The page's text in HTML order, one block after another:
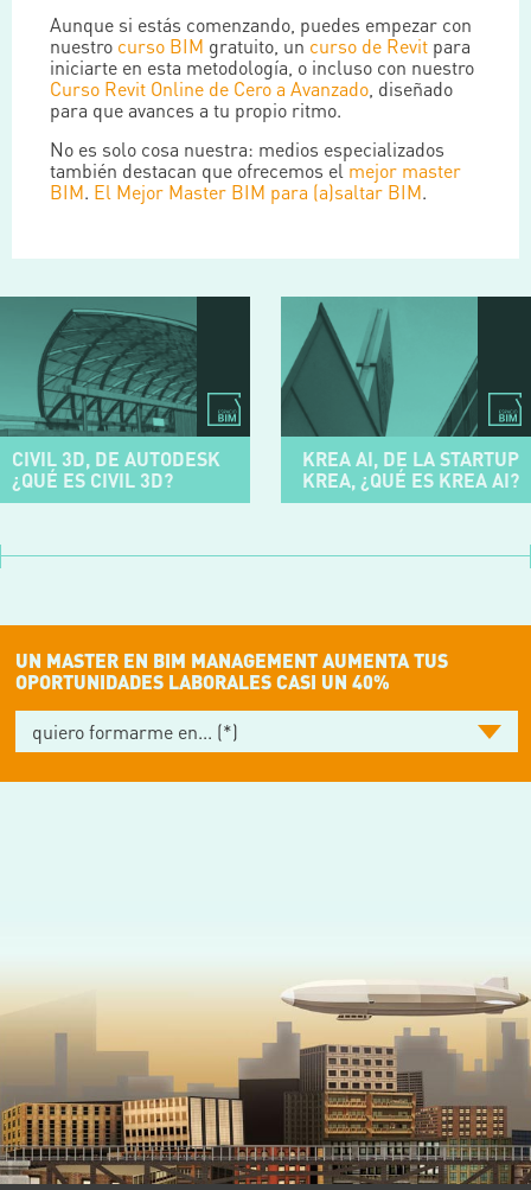
Aunque si estás comenzando, puedes empezar con
nuestro curso BIM gratuito, un curso de Revit para
iniciarte en esta metodología, o incluso con nuestro
Curso Revit Online de Cero a Avanzado, diseñado
para que avances a tu propio ritmo.
No es solo cosa nuestra: medios especializados
también destacan que ofrecemos el mejor master
BIM. El Mejor Master BIM para (a)saltar BIM.
CIVIL 3D, DE AUTODESK
¿QUÉ ES CIVIL 3D?
KREA AI, DE LA STARTUP
KREA, ¿QUÉ ES KREA AI?
UN MASTER EN BIM MANAGEMENT AUMENTA TUS
OPORTUNIDADES LABORALES CASI UN 40%